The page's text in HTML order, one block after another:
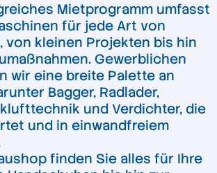
Mietprogramm umfasst
für jede Art von
von kleinen Projekten bis hin
Gewerblichen
wir eine breite Palette an
Bagger, Radlader,
und Verdichter, die
und in einwandfreiem
finden Sie alles für Ihre